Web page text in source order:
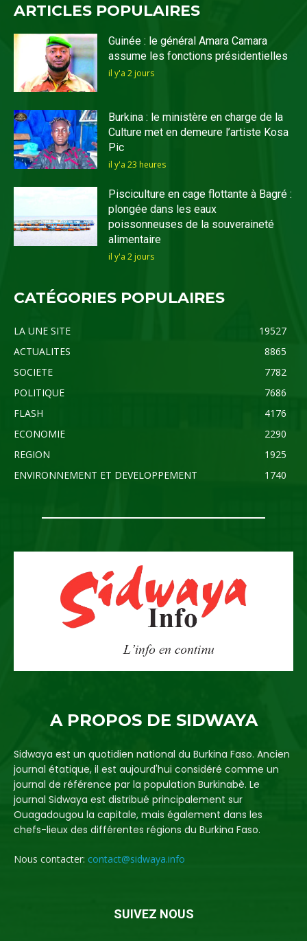
ARTICLES POPULAIRES
Guinée : le général Amara Camara
assume les fonctions présidentielles
il y'a 2 jours
Burkina : le ministère en charge de la
Culture met en demeure l’artiste Kosa
Pic
il y'a 23 heures
Pisciculture en cage flottante à Bagré :
plongée dans les eaux
poissonneuses de la souveraineté
alimentaire
il y'a 2 jours
CATÉGORIES POPULAIRES
LA UNE SITE
19527
ACTUALITES
8865
SOCIETE
7782
POLITIQUE
7686
FLASH
4176
ECONOMIE
2290
REGION
1925
ENVIRONNEMENT ET DEVELOPPEMENT
1740
A PROPOS DE SIDWAYA
Sidwaya est un quotidien national du Burkina Faso. Ancien
journal étatique, il est aujourd'hui considéré comme un
journal de référence par la population Burkinabè. Le
journal Sidwaya est distribué principalement sur
Ouagadougou la capitale, mais également dans les
chefs-lieux des différentes régions du Burkina Faso.
Nous contacter: contact@sidwaya.info
SUIVEZ NOUS